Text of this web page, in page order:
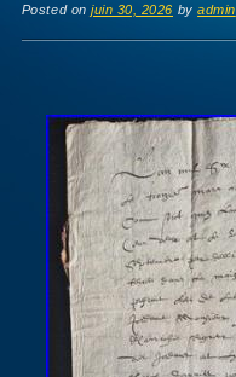
Posted onjuin 30, 2026 byadmin